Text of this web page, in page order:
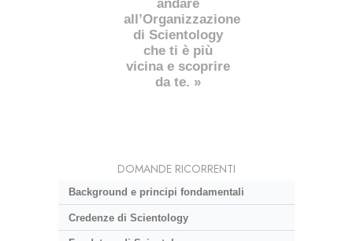
andare
all’Organizzazione
di Scientology
che ti è più
vicina e scoprire
da te. »
DOMANDE RICORRENTI
Background e principi fondamentali
Credenze di Scientology